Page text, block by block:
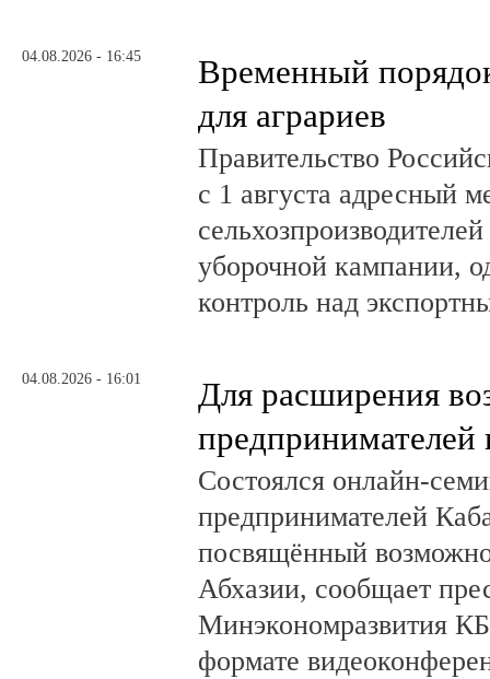
04.08.2026 - 16:45
Временный
для аграриев
Правительство
с 1 августа адресный
уборочной кампании,
контроль над
04.08.2026 - 16:01
Для расширения
предпринимателей
Состоялся онлайн-
предпринимателей
посвящённый
Абхазии, сообщает
Минэкономразвития
формате